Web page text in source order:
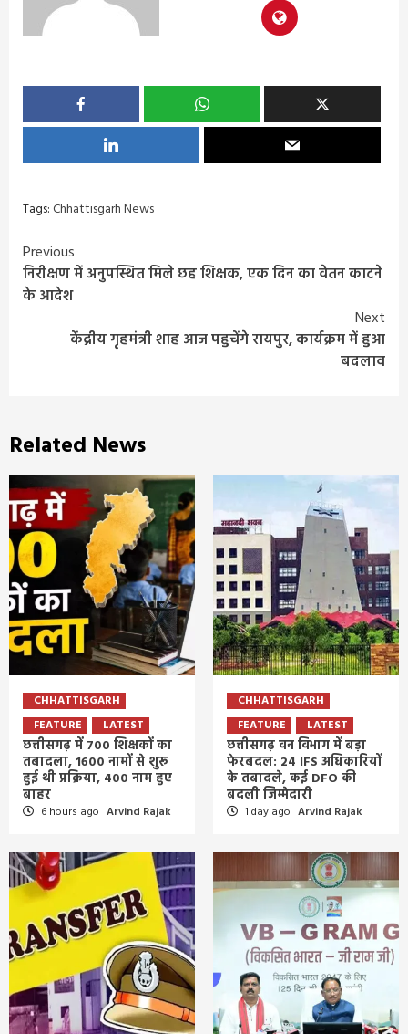
Tags:Chhattisgarh News
Continue
Reading
Previous
निरीक्षण में अनुपस्थित मिले छह शिक्षक, एक दिन का वेतन काटने
के आदेश
Next
केंद्रीय गृहमंत्री शाह आज पहुचेंगे रायपुर, कार्यक्रम में हुआ
बदलाव
Related News
CHHATTISGARH
FEATURE
LATEST
छत्तीसगढ़ में 700 शिक्षकों का
तबादला, 1600 नामों से शुरू
हुई थी प्रक्रिया, 400 नाम हुए
बाहर
6 hours ago Arvind Rajak
CHHATTISGARH
FEATURE
LATEST
छत्तीसगढ़ वन विभाग में बड़ा
फेरबदल: 24 IFS अधिकारियों
के तबादले, कई DFO की
बदली जिम्मेदारी
1 day ago Arvind Rajak